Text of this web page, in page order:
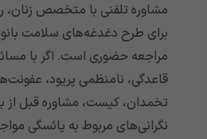
مشاوره تلفنی با متخصص
برای طرح دغدغه‌های سلامت
مراجعه حضوری است. اگر با
قاعدگی، نامنظمی پریود،
تخمدان، کیست، مشاوره قبل از
نگرانی‌های مربوط به یائسگی